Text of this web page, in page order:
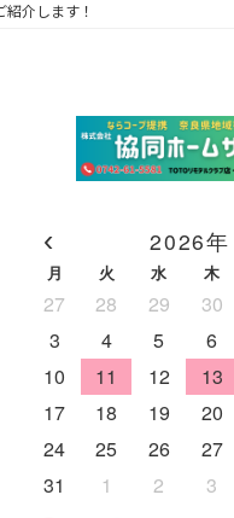
介します！
‹ 2026年
月 火 水 木
27 28 29 30
3
4 5 6
10
11 12 13
17
18 19 20
24
25 26 27
31
1 2 3